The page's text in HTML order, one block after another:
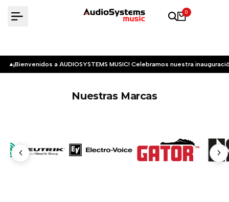
0
¡Bienvenidos a AUDIOSYSTEMS MUSIC! Celebramos nuestra
Nuestras Marcas